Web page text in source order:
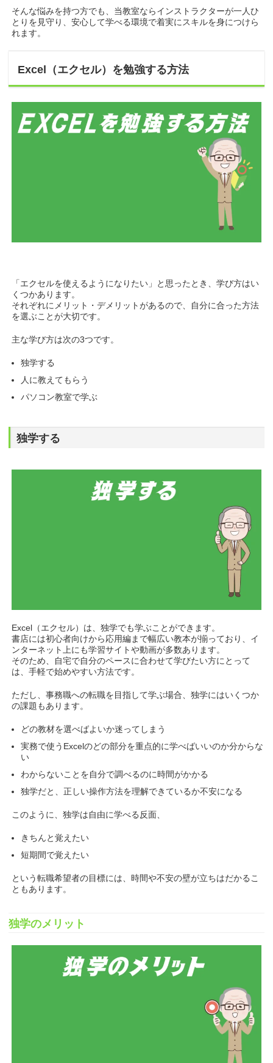
そんな悩みを持つ方でも、当教室ならインストラクターが一人ひ
とりを見守り、安心して学べる環境で着実にスキルを身につけら
れます。
Excel（エクセル）を勉強する方法
「エクセルを使えるようになりたい」と思ったとき、学び方はい
くつかあります。
それぞれにメリット・デメリットがあるので、自分に合った方法
を選ぶことが大切です。
主な学び方は次の3つです。
独学する
人に教えてもらう
パソコン教室で学ぶ
独学する
Excel（エクセル）は、独学でも学ぶことができます。
書店には初心者向けから応用編まで幅広い教本が揃っており、イ
ンターネット上にも学習サイトや動画が多数あります。
そのため、自宅で自分のペースに合わせて学びたい方にとって
は、手軽で始めやすい方法です。
ただし、事務職への転職を目指して学ぶ場合、独学にはいくつか
の課題もあります。
どの教材を選べばよいか迷ってしまう
実務で使うExcelのどの部分を重点的に学べばいいのか分からな
い
わからないことを自分で調べるのに時間がかかる
独学だと、正しい操作方法を理解できているか不安になる
このように、独学は自由に学べる反面、
きちんと覚えたい
短期間で覚えたい
という転職希望者の目標には、時間や不安の壁が立ちはだかるこ
ともあります。
独学のメリット